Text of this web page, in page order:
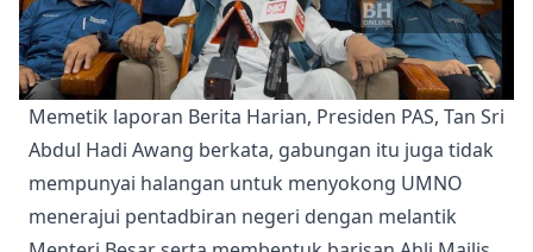
Memetik laporan Berita Harian, Presiden PAS, Tan Sri
Abdul Hadi Awang berkata, gabungan itu juga tidak
mempunyai halangan untuk menyokong UMNO
menerajui pentadbiran negeri dengan melantik